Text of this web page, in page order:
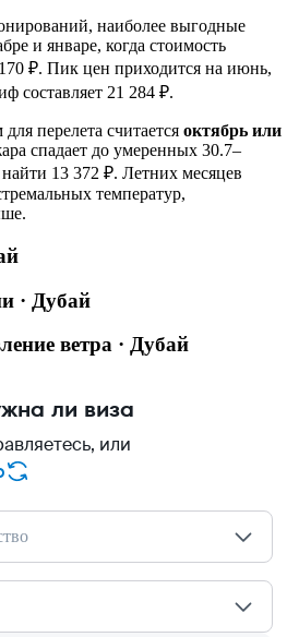
наиболее выгодные
и январе, когда стоимость
170 ₽. Пик цен приходится на июнь,
составляет 21 284 ₽.
перелета считается октябрь или
спадает до умеренных 30.7–
13 372 ₽. Летних месяцев
температур,
· Дубай
ветра · Дубай
ли виза
или